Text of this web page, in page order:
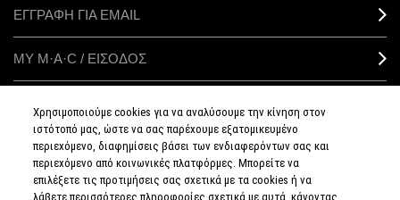
ΕΓΓΡΑΦΗ ΓΙΑ EMAIL
ΜΥ M·A·C / ΕΙΣΟΔΟΣ
ΣΥΝΔΕΘΕΙΤΕ
Χρησιμοποιούμε cookies για να αναλύσουμε την κίνηση στον
ιστότοπό μας, ώστε να σας παρέχουμε εξατομικευμένο
περιεχόμενο, διαφημίσεις βάσει των ενδιαφερόντων σας και
περιεχόμενο από κοινωνικές πλατφόρμες. Μπορείτε να
επιλέξετε τις προτιμήσεις σας σχετικά με τα cookies ή να
λάβετε περισσότερες πληροφορίες σχετικά με αυτά, κάνοντας